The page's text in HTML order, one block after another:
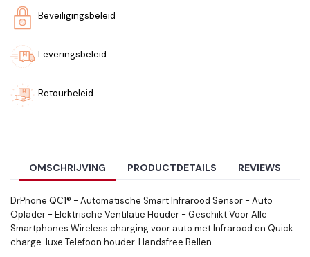
Beveiligingsbeleid
Leveringsbeleid
Retourbeleid
OMSCHRIJVING PRODUCTDETAILS REVIEWS
DrPhone QC1® - Automatische Smart Infrarood Sensor - Auto
Oplader - Elektrische Ventilatie Houder - Geschikt Voor Alle
Smartphones Wireless charging voor auto met Infrarood en Quick
charge. luxe Telefoon houder. Handsfree Bellen